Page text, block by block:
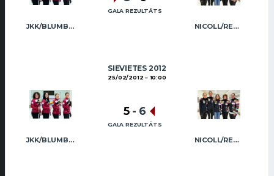
JKK/BLUMBERGA-BĒRZIŅA NICOLL/REGŽA
GALA REZULTĀTS
SIEVIETES 2012
25/02/2012 10:00
JKK/BLUMBERGA-BĒRZIŅA NICOLL/REGŽA
5 - 6
GALA REZULTĀTS